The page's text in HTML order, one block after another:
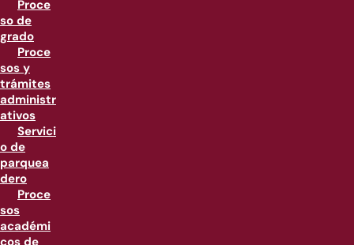
Proce
so de
grado
Proce
sos y
trámites
administr
ativos
Servici
o de
parquea
dero
Proce
sos
académi
cos de